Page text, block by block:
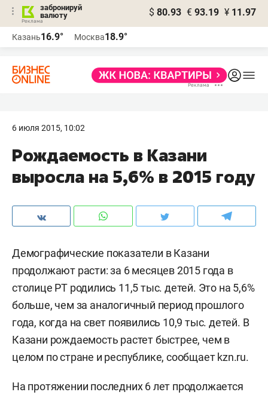
забронируй
валюту
$ 80.93 € 93.19 ¥ 11.97
Казань16.9° Москва18.9°
6 июля 2015, 10:02
Рождаемость в Казани
выросла на 5,6% в 2015 году
Демографические показатели в Казани
продолжают расти: за 6 месяцев 2015 года в
столице РТ родились 11,5 тыс. детей. Это на 5,6%
больше, чем за аналогичный период прошлого
года, когда на свет появились 10,9 тыс. детей. В
Казани рождаемость растет быстрее, чем в
целом по стране и республике, сообщает kzn.ru.
На протяжении последних 6 лет продолжается